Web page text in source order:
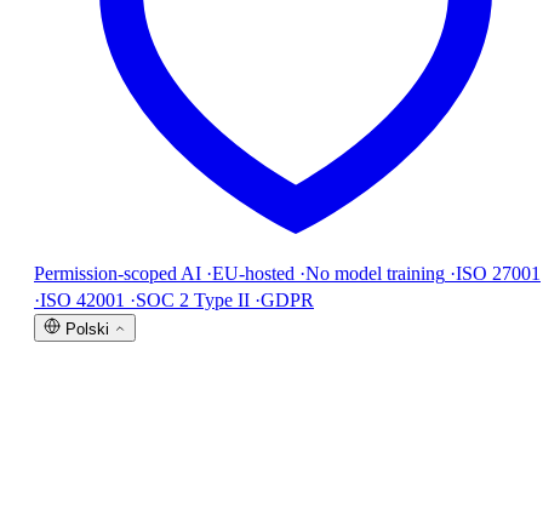
Permission-scoped AI ·EU-hosted ·No model training ·ISO 27001
·ISO 42001 ·SOC 2 Type II ·GDPR
Polski